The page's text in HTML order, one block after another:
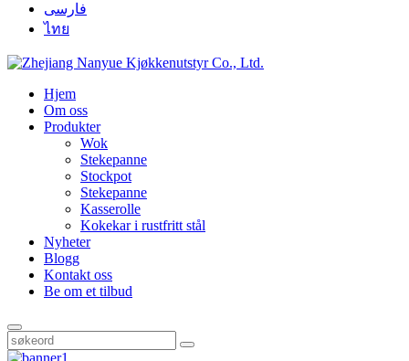
فارسی
ไทย
Hjem
Om oss
Produkter
Wok
Stekepanne
Stockpot
Stekepanne
Kasserolle
Kokekar i rustfritt stål
Nyheter
Blogg
Kontakt oss
Be om et tilbud